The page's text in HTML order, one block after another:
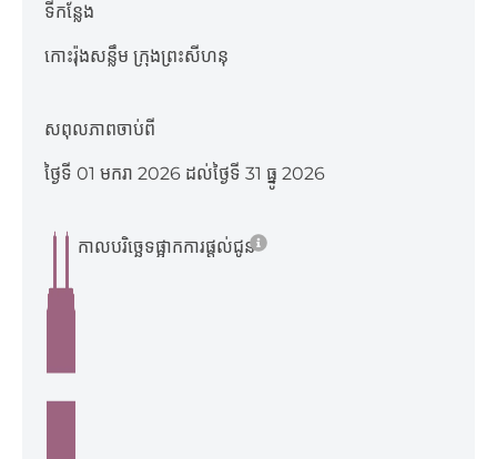
ទីកន្លែង
កោះរ៉ុងសន្លឹម ក្រុងព្រះសីហនុ
សពុលភាពចាប់ពី
ថ្ងៃទី 01 មករា 2026 ដល់ថ្ងៃទី 31 ធ្នូ 2026
កាលបរិច្ឆេទផ្អាកការផ្ដល់ជូន